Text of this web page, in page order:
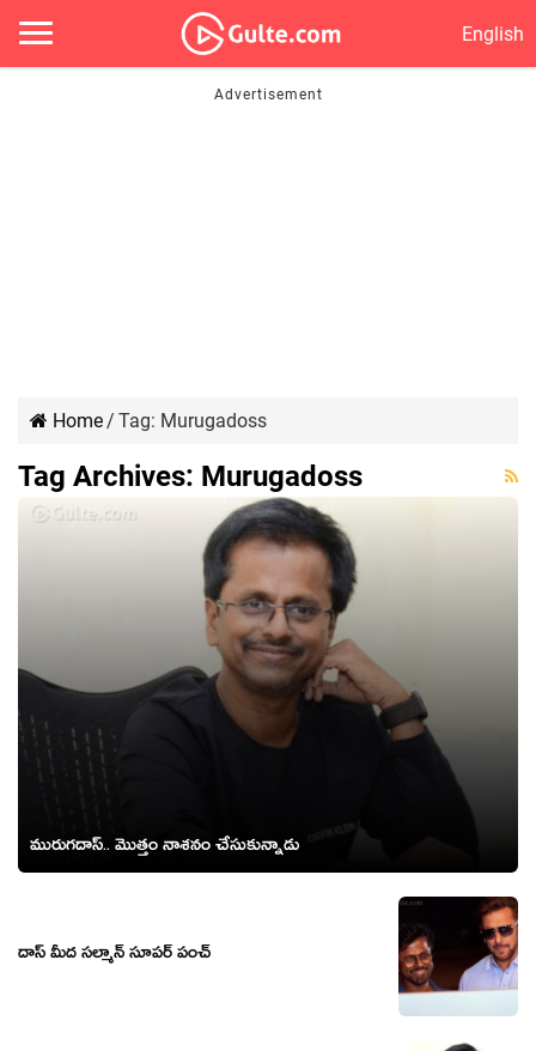
English
Home/ Tag: Murugadoss
Tag Archives: Murugadoss
మురుగదాస్.. మొత్తం నాశనం చేసుకున్నాడు
దాస్ మీద సల్మాన్ సూపర్ పంచ్